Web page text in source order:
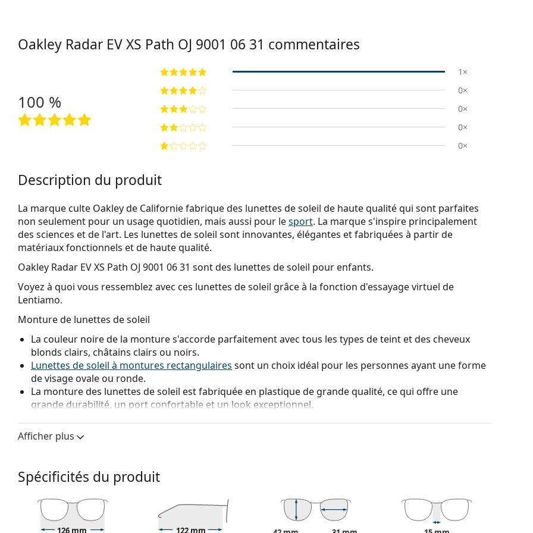
Oakley Radar EV XS Path OJ 9001 06 31 commentaires
100 %
1×
0×
0×
0×
0×
Description du produit
La marque culte Oakley de Californie fabrique des lunettes de soleil de haute qualité qui sont parfaites
non seulement pour un usage quotidien, mais aussi pour lesport. La marque s'inspire principalement
des sciences et de l'art. Les lunettes de soleil sont innovantes, élégantes et fabriquées à partir de
matériaux fonctionnels et de haute qualité.
Oakley Radar EV XS Path OJ 9001 06 31 sont des lunettes de soleil pour enfants.
Voyez à quoi vous ressemblez avec ces lunettes de soleil grâce à la fonction d'essayage virtuel de
Lentiamo.
Monture de lunettes de soleil
La couleur noire de la monture s'accorde parfaitement avec tous les types de teint et des cheveux
blonds clairs, châtains clairs ou noirs.
Lunettes de soleil à montures rectangulaires sont un choix idéal pour les personnes ayant une forme
de visage ovale ou ronde.
La monture des lunettes de soleil est fabriquée en plastique de grande qualité, ce qui offre une
grande durabilité, un port confortable et un look exceptionnel.
Verre de lunettes de soleil
Les verres rouges bloquent la lumière bleue, qui devient très forte surtout en hiver. Ils renforcent le
Les verres sont en plastique, dont les avantages indéniables sont la légèreté et la résistance aux
fissures.
La technologie innovante de la lentille
(High Definition Optics) assure une excellente netteté,
sensibilité et acuité visuelle. La technologie HDO élimine le grossissement et la distorsion de l'image,
ce qui vous permet de voir les objets exactement comme ils apparaissent et là où ils se trouvent
Afficher plus
Spécificités du produit
126 mm 122 mm